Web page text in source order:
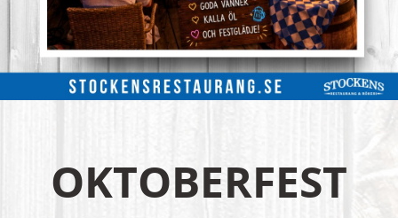
OKTOBERFEST